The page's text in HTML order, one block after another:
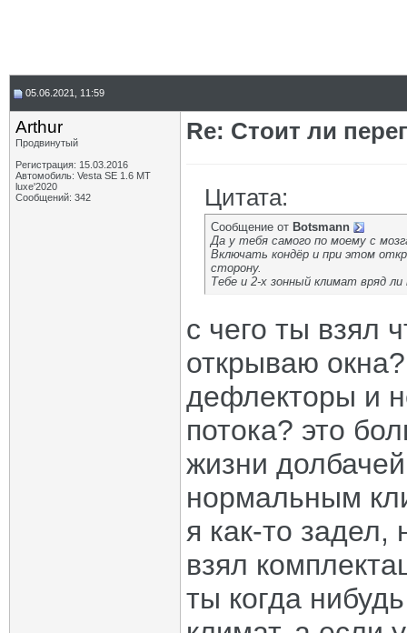
05.06.2021, 11:59
Arthur
Продвинутый
Регистрация: 15.03.2016
Автомобиль: Vesta SE 1.6 MT
luxe'2020
Сообщений: 342
Re: Стоит ли
Цитата:
Сообщение от Botsmann
Да у тебя самого по моему с
Включать кондёр и при этом
сторону.
Тебе и 2-х зонный климат вряд
с чего ты взял
открываю
дефлекторы и
потока? это
жизни
нормальным
я как-то задел,
взял
ты когда